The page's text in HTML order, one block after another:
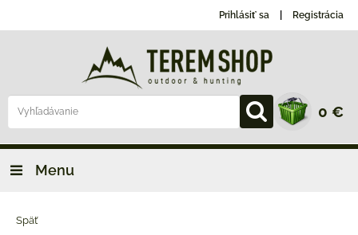
Prihlásiť sa Registrácia
0 €
Menu
Späť